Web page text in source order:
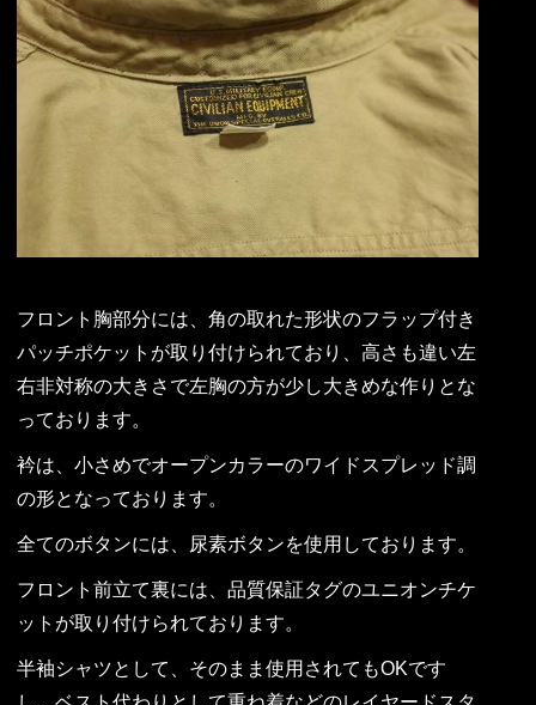
フロント胸部分には、角の取れた形状のフラップ付き
パッチポケットが取り付けられており、高さも違い左
右非対称の大きさで左胸の方が少し大きめな作りとな
っております。
衿は、小さめでオープンカラーのワイドスプレッド調
の形となっております。
全てのボタンには、尿素ボタンを使用しております。
フロント前立て裏には、品質保証タグのユニオンチケ
ットが取り付けられております。
半袖シャツとして、そのまま使用されてもOKです